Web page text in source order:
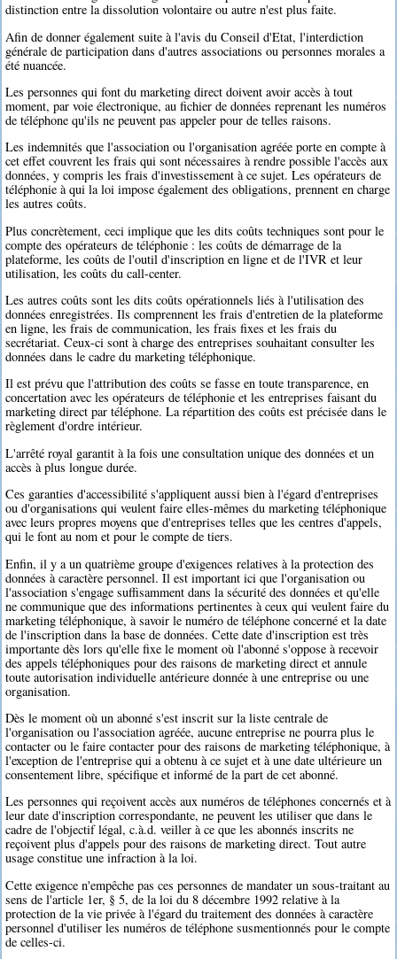
distinction entre la dissolution volontaire ou autre n'est plus faite.
Afin de donner également suite à l'avis du Conseil d'Etat, l'interdiction
générale de participation dans d'autres associations ou personnes morales a
été nuancée.
Les personnes qui font du marketing direct doivent avoir accès à tout
moment, par voie électronique, au fichier de données reprenant les numéros
de téléphone qu'ils ne peuvent pas appeler pour de telles raisons.
Les indemnités que l'association ou l'organisation agréée porte en compte à
cet effet couvrent les frais qui sont nécessaires à rendre possible l'accès aux
données, y compris les frais d'investissement à ce sujet. Les opérateurs de
téléphonie à qui la loi impose également des obligations, prennent en charge
les autres coûts.
Plus concrètement, ceci implique que les dits coûts techniques sont pour le
compte des opérateurs de téléphonie : les coûts de démarrage de la
plateforme, les coûts de l'outil d'inscription en ligne et de l'IVR et leur
utilisation, les coûts du call-center.
Les autres coûts sont les dits coûts opérationnels liés à l'utilisation des
données enregistrées. Ils comprennent les frais d'entretien de la plateforme
en ligne, les frais de communication, les frais fixes et les frais du
secrétariat. Ceux-ci sont à charge des entreprises souhaitant consulter les
données dans le cadre du marketing téléphonique.
Il est prévu que l'attribution des coûts se fasse en toute transparence, en
concertation avec les opérateurs de téléphonie et les entreprises faisant du
marketing direct par téléphone. La répartition des coûts est précisée dans le
règlement d'ordre intérieur.
L'arrêté royal garantit à la fois une consultation unique des données et un
accès à plus longue durée.
Ces garanties d'accessibilité s'appliquent aussi bien à l'égard d'entreprises
ou d'organisations qui veulent faire elles-mêmes du marketing téléphonique
avec leurs propres moyens que d'entreprises telles que les centres d'appels,
qui le font au nom et pour le compte de tiers.
Enfin, il y a un quatrième groupe d'exigences relatives à la protection des
données à caractère personnel. Il est important ici que l'organisation ou
l'association s'engage suffisamment dans la sécurité des données et qu'elle
ne communique que des informations pertinentes à ceux qui veulent faire du
marketing téléphonique, à savoir le numéro de téléphone concerné et la date
de l'inscription dans la base de données. Cette date d'inscription est très
importante dès lors qu'elle fixe le moment où l'abonné s'oppose à recevoir
des appels téléphoniques pour des raisons de marketing direct et annule
toute autorisation individuelle antérieure donnée à une entreprise ou une
organisation.
Dès le moment où un abonné s'est inscrit sur la liste centrale de
l'organisation ou l'association agréée, aucune entreprise ne pourra plus le
contacter ou le faire contacter pour des raisons de marketing téléphonique, à
l'exception de l'entreprise qui a obtenu à ce sujet et à une date ultérieure un
consentement libre, spécifique et informé de la part de cet abonné.
Les personnes qui reçoivent accès aux numéros de téléphones concernés et à
leur date d'inscription correspondante, ne peuvent les utiliser que dans le
cadre de l'objectif légal, c.à.d. veiller à ce que les abonnés inscrits ne
reçoivent plus d'appels pour des raisons de marketing direct. Tout autre
usage constitue une infraction à la loi.
Cette exigence n'empêche pas ces personnes de mandater un sous-traitant au
sens de l'article 1er, § 5, de la loi du 8 décembre 1992 relative à la
protection de la vie privée à l'égard du traitement des données à caractère
personnel d'utiliser les numéros de téléphone susmentionnés pour le compte
de celles-ci.